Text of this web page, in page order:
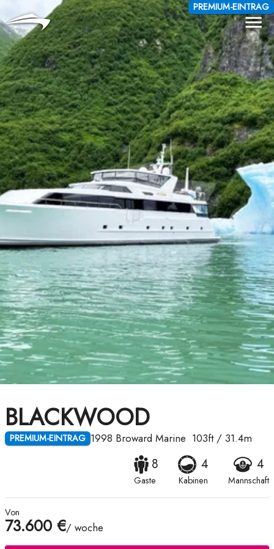
PREMIUM-EINTRAG
BLACKWOOD
PREMIUM-EINTRAG 1998 Broward Marine 103ft/ 31.4m
8
Gaste
4
Kabinen
4
Mannschaft
Von
73.600 €/ woche